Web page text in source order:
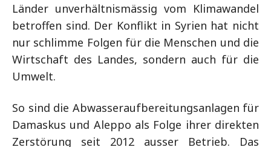
Länder unverhältnismässig vom Klimawandel
betroffen sind. Der Konflikt in Syrien hat nicht
nur schlimme Folgen für die Menschen und die
Wirtschaft des Landes, sondern auch für die
Umwelt.
So sind die Abwasseraufbereitungsanlagen für
Damaskus und Aleppo als Folge ihrer direkten
Zerstörung seit 2012 ausser Betrieb. Das